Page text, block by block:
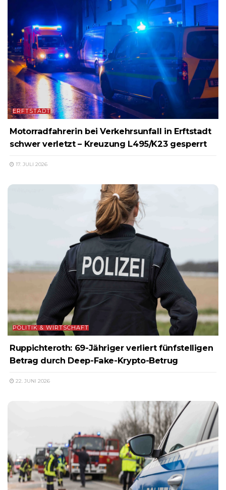
ERFTSTADT
Motorradfahrerin bei Verkehrsunfall in Erftstadt
schwer verletzt – Kreuzung L495/K23 gesperrt
17. JULI 2026
POLITIK & WIRTSCHAFT
Ruppichteroth: 69-Jähriger verliert fünfstelligen
Betrag durch Deep-Fake-Krypto-Betrug
22. JUNI 2026